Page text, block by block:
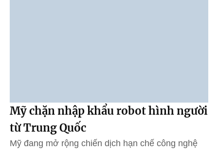
Mỹ chặn nhập khẩu robot hình người
từ Trung Quốc
Mỹ đang mở rộng chiến dịch hạn chế công nghệ